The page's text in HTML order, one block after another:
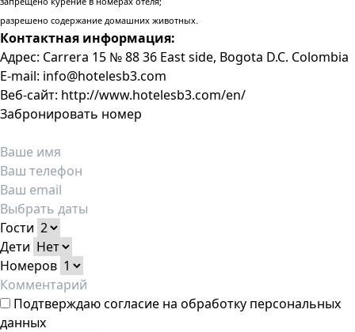
разрешено содержание домашних животных.
Контактная информация:
Адрес: Carrera 15 № 88 36 East side, Bogota D.C. Colombia
E-mail: info@hotelesb3.com
Веб-сайт: http://www.hotelesb3.com/en/
Забронировать номер
Гости
Дети
Номеров
Подтверждаюсогласие на обработку персональных
данных